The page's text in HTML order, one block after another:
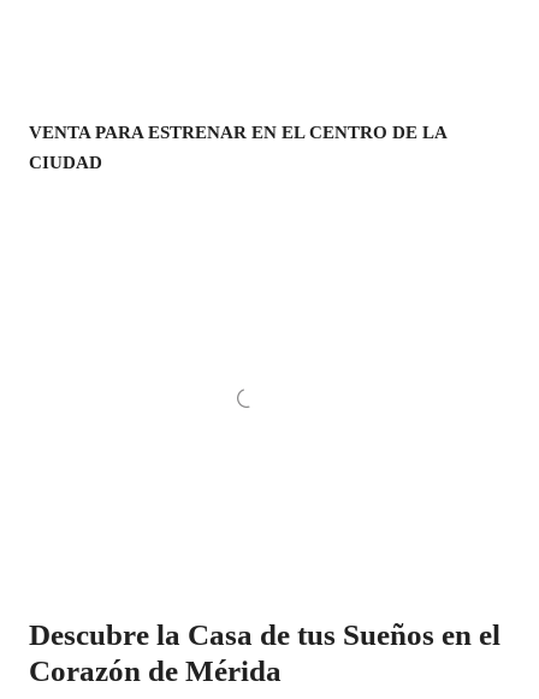
VENTA PARA ESTRENAR EN EL CENTRO DE LA
CIUDAD
Descubre la Casa de tus Sueños en el
Corazón de Mérida